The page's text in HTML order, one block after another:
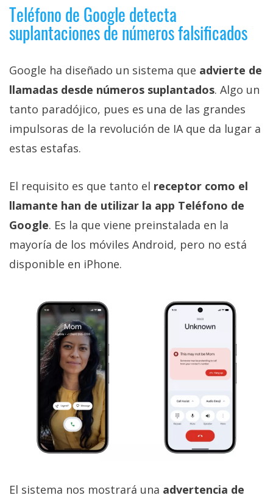
Teléfono de Google detecta
suplantaciones de números falsificados
Google ha diseñado un sistema que advierte de
llamadas desde números suplantados. Algo un
tanto paradójico, pues es una de las grandes
impulsoras de la revolución de IA que da lugar a
estas estafas.
El requisito es que tanto el receptor como el
llamante han de utilizar la app Teléfono de
Google. Es la que viene preinstalada en la
mayoría de los móviles Android, pero no está
disponible en iPhone.
El sistema nos mostrará una advertencia de